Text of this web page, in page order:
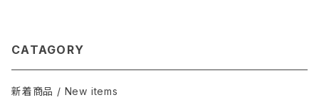
CATAGORY
新着商品 / New items